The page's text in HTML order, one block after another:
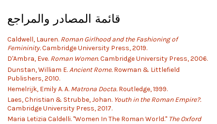
قائمة المصادر والمراجع
Caldwell, Lauren. Roman Girlhood and the Fashioning of
Femininity.Cambridge University Press, 2019.
D'Ambra, Eve. Roman Women.Cambridge University Press, 2006.
Dunstan, William E.Ancient Rome.Rowman & Littlefield
Publishers, 2010.
Hemelrijk, Emily A. A. Matrona Docta.Routledge, 1999.
Laes, Christian & Strubbe, Johan. Youth in the Roman Empire?.
Cambridge University Press, 2017.
Maria Letizia Caldelli. "Women In The Roman World." The Oxford